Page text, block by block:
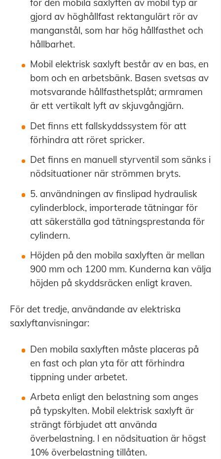
för den mobila saxlyften av mobil typ är
gjord av höghållfast rektangulärt rör av
manganstål, som har hög hållfasthet och
hållbarhet.
Mobil elektrisk saxlyft består av en bas, en
bom och en arbetsbänk. Basen svetsas av
motsvarande hållfasthetsplåt; armramen
är ett vertikalt lyft av skjuvgångjärn.
Det finns ett fallskyddssystem för att
förhindra att röret spricker.
Det finns en manuell styrventil som sänks i
nödsituationer när strömmen bryts.
5. användningen av finslipad hydraulisk
cylinderblock, importerade tätningar för
att säkerställa god tätningsprestanda för
cylindern.
Höjden på den mobila saxlyften är mellan
900 mm och 1200 mm. Kunderna kan välja
höjden på skyddsräcken enligt kraven.
För det tredje, användande av elektriska
saxlyftanvisningar:
Den mobila saxlyften måste placeras på
en fast och plan yta för att förhindra
tippning under arbetet.
Arbeta enligt den belastning som anges
på typskylten. Mobil elektrisk saxlyft är
strängt förbjudet att använda
överbelastning. I en nödsituation är högst
10% överbelastning tillåten.